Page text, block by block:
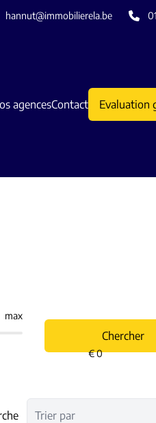
hannut@immobilierela.be
agencesContact Evaluation
max
Chercher
Trier par